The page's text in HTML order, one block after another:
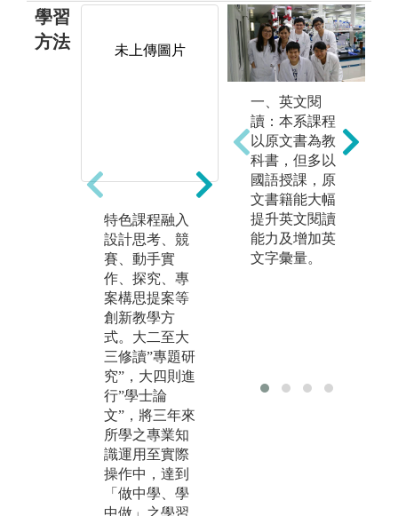
學習
方法
未上傳圖片
特色課程融入
設計思考、競
賽、動手實
作、探究、專
案構思提案等
創新教學方
式。大二至大
三修讀”專題研
究”，大四則進
行”學士論
文”，將三年來
所學之專業知
識運用至實際
操作中，達到
「做中學、學
未上傳圖片
實作課程（大
二大三專題研
究、大四學士
立思考、團隊
一、英文閱
讀：本系課程
以原文書為教
科書，但多以
國語授課，原
文書籍能大幅
提升英文閱讀
能力及增加英
文字彙量。